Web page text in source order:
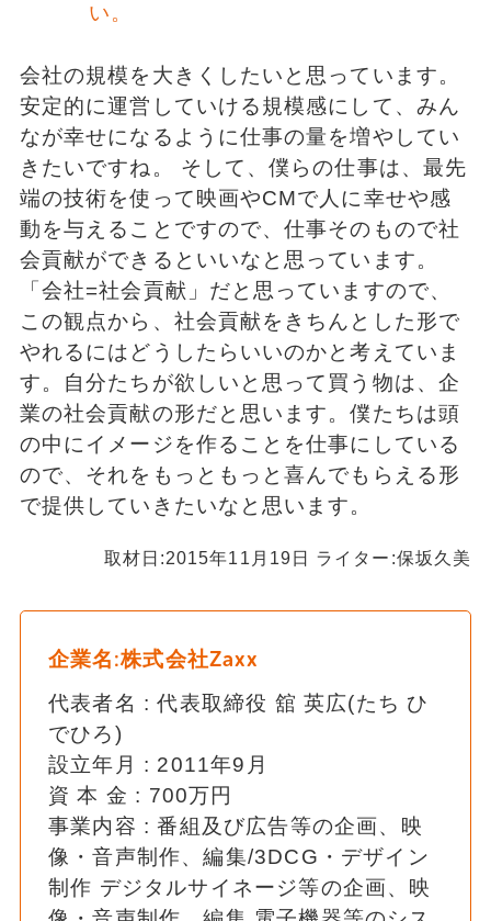
い。
会社の規模を大きくしたいと思っています。
安定的に運営していける規模感にして、みん
なが幸せになるように仕事の量を増やしてい
きたいですね。 そして、僕らの仕事は、最先
端の技術を使って映画やCMで人に幸せや感
動を与えることですので、仕事そのもので社
会貢献ができるといいなと思っています。
「会社=社会貢献」だと思っていますので、
この観点から、社会貢献をきちんとした形で
やれるにはどうしたらいいのかと考えていま
す。自分たちが欲しいと思って買う物は、企
業の社会貢献の形だと思います。僕たちは頭
の中にイメージを作ることを仕事にしている
ので、それをもっともっと喜んでもらえる形
で提供していきたいなと思います。
取材日:2015年11月19日 ライター:保坂久美
企業名:株式会社Zaxx
代表者名 : 代表取締役 舘 英広(たち ひ
でひろ)
設立年月 : 2011年9月
資 本 金 : 700万円
事業内容 : 番組及び広告等の企画、映
像・音声制作、編集/3DCG・デザイン
制作 デジタルサイネージ等の企画、映